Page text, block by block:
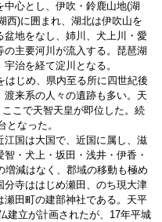
心とし、伊吹・鈴鹿山地(湖
西)に囲まれ、湖北は伊吹山を
地をなし、姉川、犬上川・愛
主要河川が流入する。琵琶湖
治を経て淀川となる。
はじめ、県内至る所に四世紀後
来系の人々の遺跡も多い。天
こで天智天皇が即位した。続
となった。
国は大国で、近国に属し、滋
・犬上・坂田・浅井・伊香・
増減はなく、郡域の移動も極め
寺ははじめ瀬田、のち現大津
田町の建部神社である。天平
建立が計画されたが、17年平城